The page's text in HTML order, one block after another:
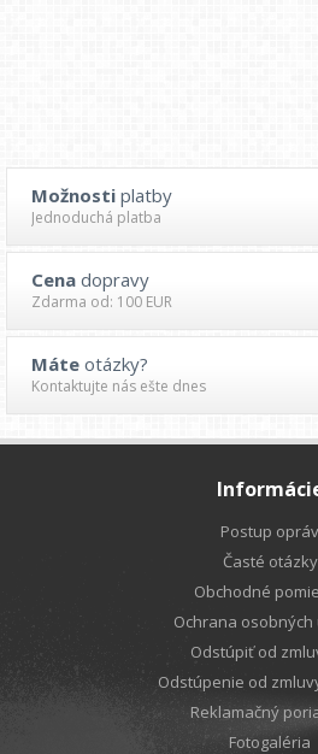
Možnosti platby
Jednoduchá platba
Cena dopravy
Zdarma od: 100 EUR
Máte otázky?
Kontaktujte nás ešte dnes
Postup opráv
Časté otázky
Obchodné
Ochrana osobných
Odstúpiť od
Odstúpenie od
Reklamačný
Fotogaléria